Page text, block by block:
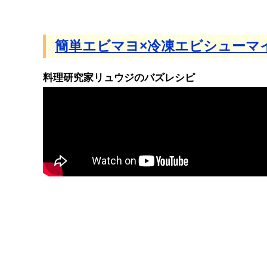
簡単エビマヨ×冷凍エビシューマ
料理研究家リュウジのバズレシピ